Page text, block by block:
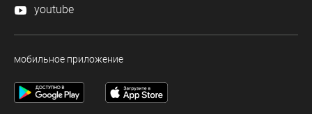
youtube
мобильное приложение